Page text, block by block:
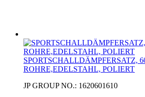
SPORTSCHALLDÄMPFERSATZ,
ROHRE,EDELSTAHL, POLIERT
JP GROUP NO.: 1620601610